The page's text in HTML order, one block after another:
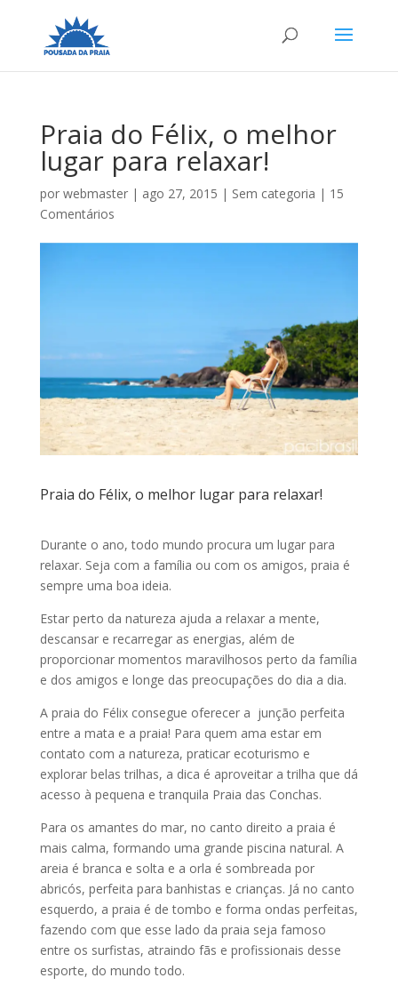
Praia do Félix, o melhor
lugar para relaxar!
por webmaster| ago 27, 2015 | Sem categoria | 15
Comentários
Praia do Félix, o melhor lugar para relaxar!
Durante o ano, todo mundo procura um lugar para
relaxar. Seja com a família ou com os amigos, praia é
sempre uma boa ideia.
Estar perto da natureza ajuda a relaxar a mente,
descansar e recarregar as energias, além de
proporcionar momentos maravilhosos perto da família
e dos amigos e longe das preocupações do dia a dia.
A praia do Félix consegue oferecer a junção perfeita
entre a mata e a praia! Para quem ama estar em
contato com a natureza, praticar ecoturismo e
explorar belas trilhas, a dica é aproveitar a trilha que dá
acesso à pequena e tranquila Praia das Conchas.
Para os amantes do mar, no canto direito a praia é
mais calma, formando uma grande piscina natural. A
areia é branca e solta e a orla é sombreada por
abricós, perfeita para banhistas e crianças. Já no canto
esquerdo, a praia é de tombo e forma ondas perfeitas,
fazendo com que esse lado da praia seja famoso
entre os surfistas, atraindo fãs e profissionais desse
esporte, do mundo todo.